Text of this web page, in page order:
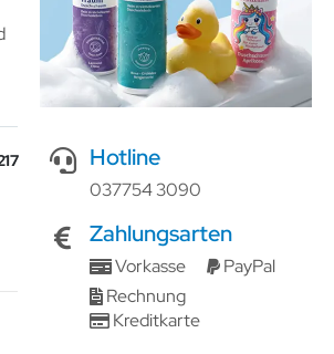
Hotline
037754 3090
Zahlungsarten
Vorkasse
PayPal
Rechnung
Kreditkarte